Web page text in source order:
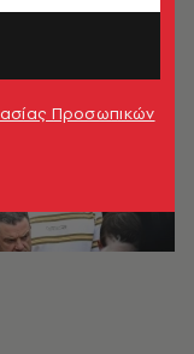
Προσωπικών